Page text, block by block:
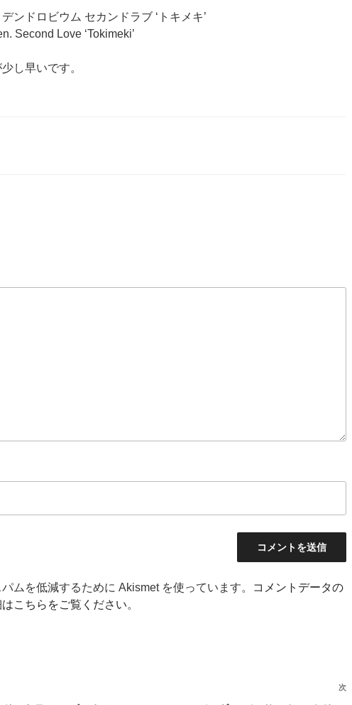
ンドロビウム セカンドラブ ‘トキメキ’
Second Love ‘Tokimeki’
し早いです。
ムを低減するために Akismet を使っています。
コメントデータの
こちらをご覧ください。
次
次